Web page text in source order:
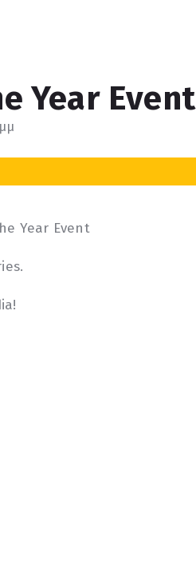
Year Event
Year Event